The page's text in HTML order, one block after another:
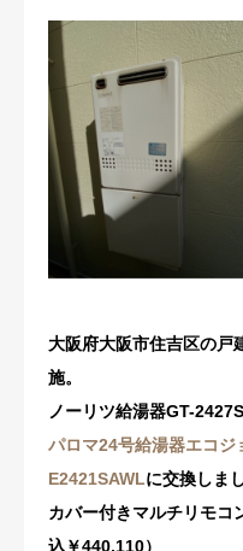
大阪府大阪市住吉区の戸
施。
ノーリツ給湯器GT-
パロマ24号給湯器エコジ
E2421SAWLに交換しま
カバー付きマルチリモコ
込￥440,110）
会社案内
事業内容
施工事例
お問い合わせ